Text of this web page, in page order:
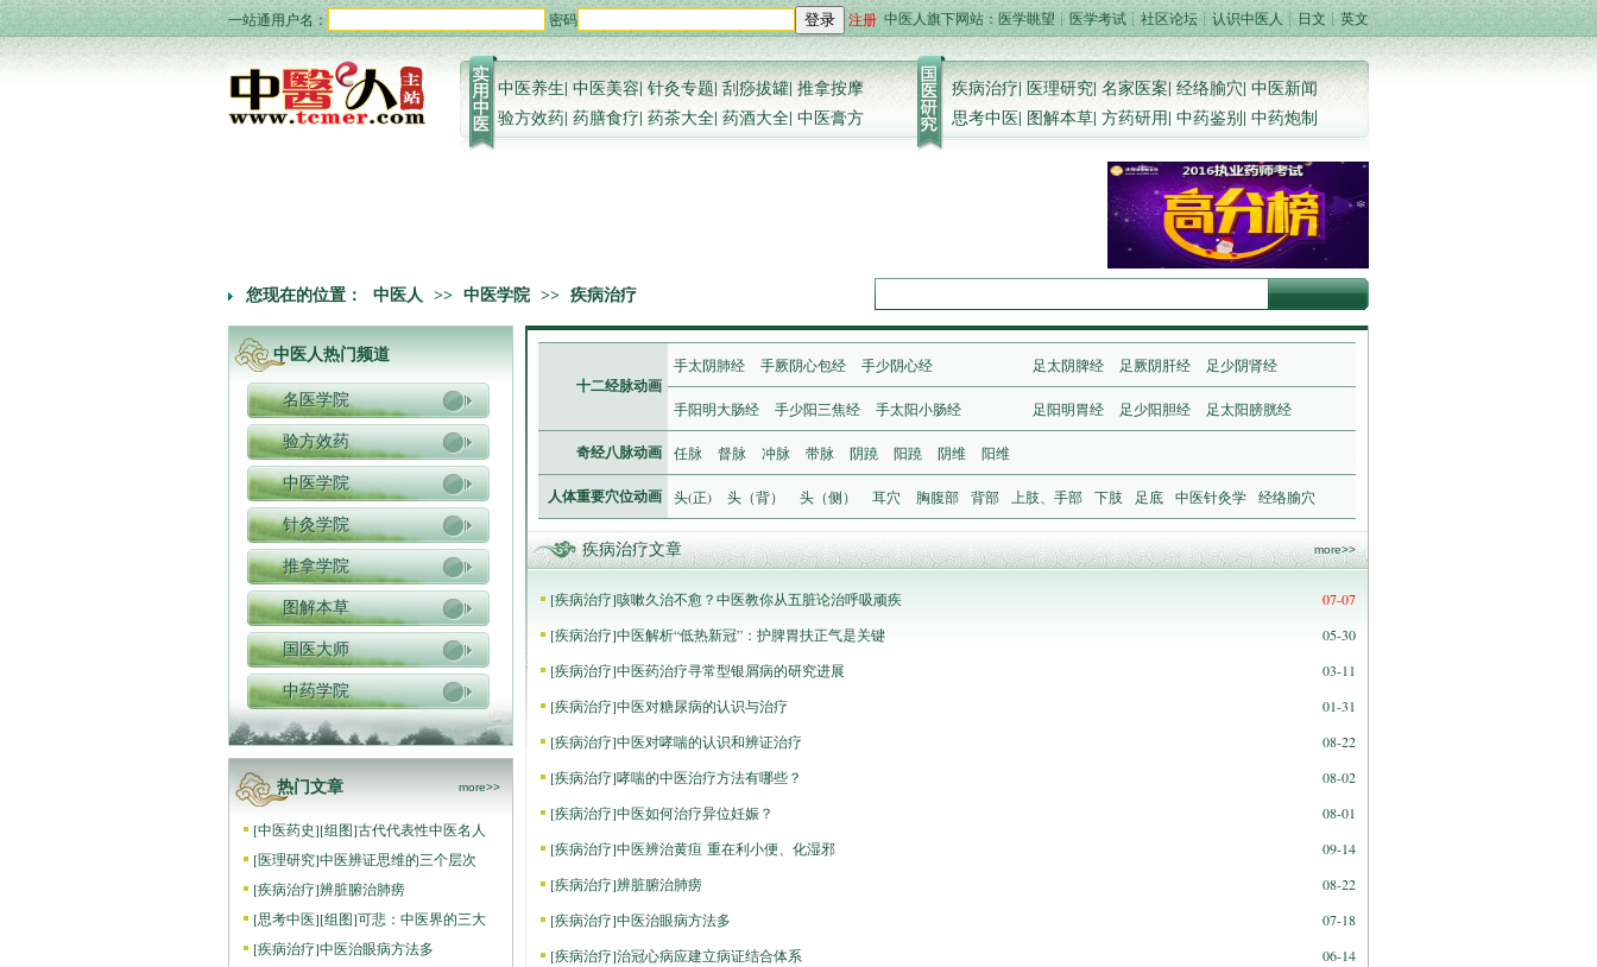
一站通用户名： 密码 登录 注册 中医人旗下网站： 医学眺望┊医学考试 ┊社区论坛┊ 认识中医人┊ 日文 ┊英文
中医养生|中医美容|针灸专题|刮痧拔罐|推拿按摩
验方效药| 药膳食疗| 药茶大全| 药酒大全| 中医膏方
疾病治疗|医理研究|名家医案|经络腧穴|中医新闻
思考中医| 图解本草| 方药研用| 中药鉴别| 中药炮制
您现在的位置： 中医人 >> 中医学院 >> 疾病治疗
中医人热门频道
名医学院
验方效药
中医学院
针灸学院
推拿学院
图解本草
国医大师
中药学院
热门文章 more>>
[中医药史][组图]古代代表性中医名人
[医理研究]中医辨证思维的三个层次
[疾病治疗]辨脏腑治肺痨
[思考中医][组图]可悲：中医界的三大
[疾病治疗]中医治眼病方法多
十二经脉动画
手太阴肺经 手厥阴心包经 手少阴心经 足太阴脾经 足厥阴肝经 足少阴肾经
手阳明大肠经 手少阳三焦经 手太阳小肠经 足阳明胃经 足少阳胆经 足太阳膀胱经
奇经八脉动画 任脉 督脉 冲脉 带脉 阴蹺 阳蹺 阴维 阳维
人体重要穴位动画 头(正) 头（背） 头（侧） 耳穴 胸腹部 背部 上肢、手部 下肢 足底 中医针灸学 经络腧穴
疾病治疗文章 more>>
[疾病治疗]咳嗽久治不愈？中医教你从五脏论治呼吸顽疾
07-07
[疾病治疗]中医解析“低热新冠”：护脾胃扶正气是关键
05-30
[疾病治疗]中医药治疗寻常型银屑病的研究进展
03-11
[疾病治疗]中医对糖尿病的认识与治疗
01-31
[疾病治疗]中医对哮喘的认识和辨证治疗
08-22
[疾病治疗]哮喘的中医治疗方法有哪些？
08-02
[疾病治疗]中医如何治疗异位妊娠？
08-01
[疾病治疗]中医辨治黄疸 重在利小便、化湿邪
09-14
[疾病治疗]辨脏腑治肺痨
08-22
[疾病治疗]中医治眼病方法多
07-18
[疾病治疗]治冠心病应建立病证结合体系
06-14